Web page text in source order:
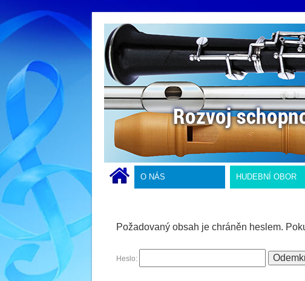
O NÁS HUDEBNÍ OBOR
Požadovaný obsah je chráněn heslem.
Heslo: